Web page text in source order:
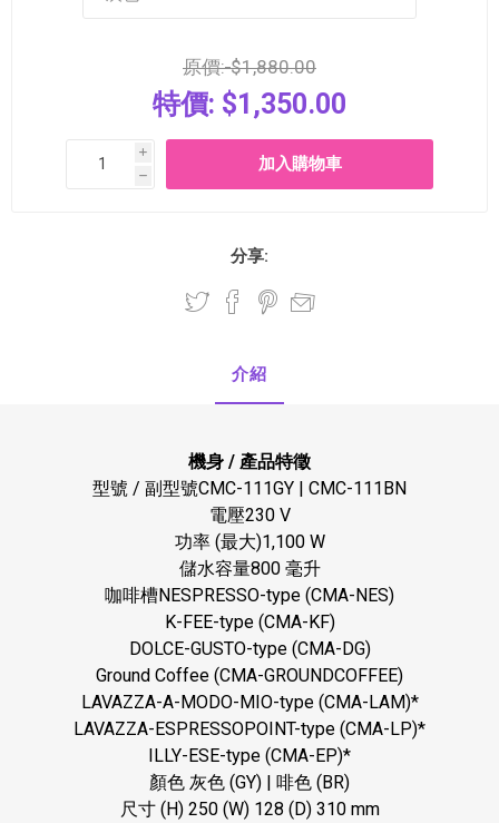
原價: $1,880.00
特價: $1,350.00
i
h
分享:
介紹
機身 / 產品特徵
型號 / 副型號CMC-111GY | CMC-111BN
電壓230 V
功率 (最大)1,100 W
儲水容量800 毫升
咖啡槽NESPRESSO-type (CMA-NES)
K-FEE-type (CMA-KF)
DOLCE-GUSTO-type (CMA-DG)
Ground Coffee (CMA-GROUNDCOFFEE)
LAVAZZA-A-MODO-MIO-type (CMA-LAM)*
LAVAZZA-ESPRESSOPOINT-type (CMA-LP)*
ILLY-ESE-type (CMA-EP)*
顏色 灰色 (GY) | 啡色 (BR)
尺寸 (H) 250 (W) 128 (D) 310 mm